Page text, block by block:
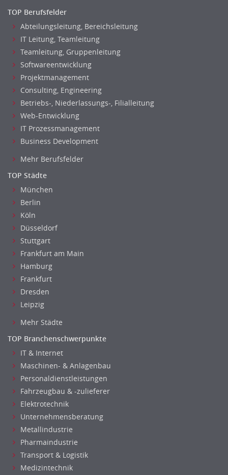
TOP Berufsfelder
Abteilungsleitung, Bereichsleitung
IT Leitung, Teamleitung
Teamleitung, Gruppenleitung
Softwareentwicklung
Projektmanagement
Consulting, Engineering
Betriebs-, Niederlassungs-, Filialleitung
Web-Entwicklung
IT Prozessmanagement
Business Development
Mehr Berufsfelder
TOP Städte
München
Berlin
Köln
Düsseldorf
Stuttgart
Frankfurt am Main
Hamburg
Frankfurt
Dresden
Leipzig
Mehr Städte
TOP Branchenschwerpunkte
IT & Internet
Maschinen- & Anlagenbau
Personaldienstleistungen
Fahrzeugbau & -zulieferer
Elektrotechnik
Unternehmensberatung
Metallindustrie
Pharmaindustrie
Transport & Logistik
Medizintechnik